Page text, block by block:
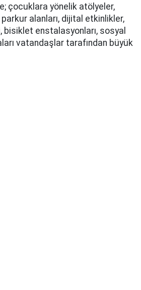
çocuklara yönelik atölyeler,
alanları, dijital etkinlikler,
enstalasyonları, sosyal
vatandaşlar tarafından büyük